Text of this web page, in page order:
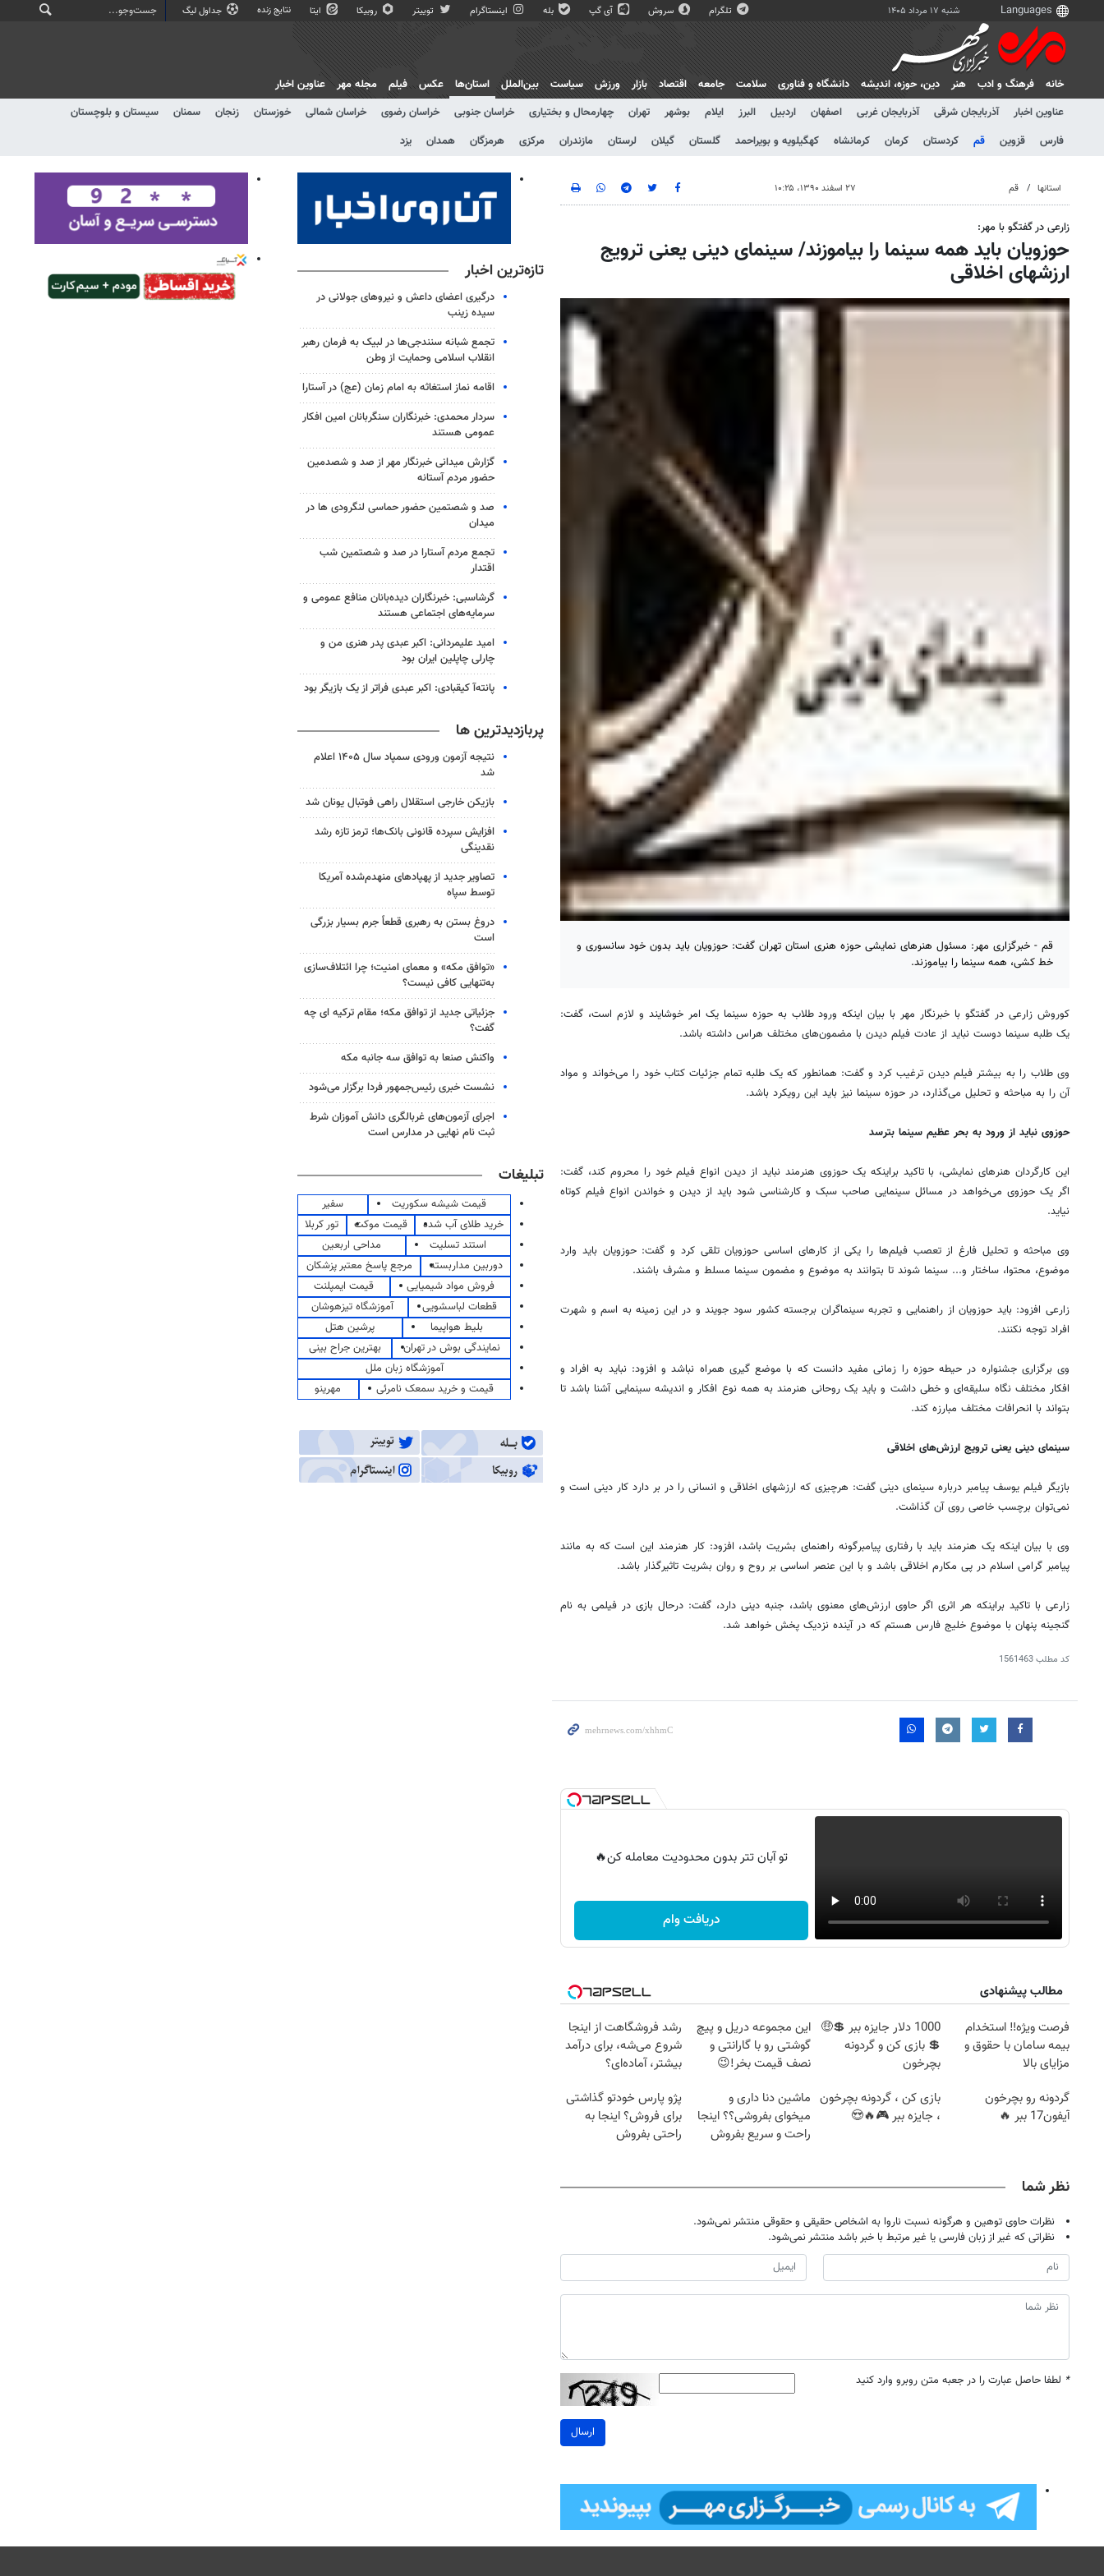
شنبه ۱۷ مرداد ۱۴۰۵ تلگرام سروش آی گپ بله اینستاگرام توییتر روبیکا ایتا نتایج زنده جداول لیگ
خانه فرهنگ و ادب هنر دين، حوزه، انديشه دانشگاه و فناوری سلامت جامعه اقتصاد بازار ورزش سیاست بین‌الملل
استان‌ها
عناوین اخبار
آذربایجان شرقی آذربایجان غربی اصفهان اردبیل البرز ایلام بوشهر تهران چهارمحال و بختیاری خراسان جنوبی خراسان رضوی خراسان شمالی خوزستان زنجان سمنان
سیستان و بلوچستان
فارس
قزوین قم کردستان کرمان کرمانشاه کهگیلویه و بویراحمد گلستان گیلان لرستان مازندران مرکزی هرمزگان همدان یزد
عکس فیلم مجله مهر عناوین اخبار
استانها قم ۲۷ اسفند ۱۳۹۰، ۱۰:۲۵
زارعی در گفتگو با مهر:
حوزویان باید همه سینما را بیاموزند/ سینمای دینی یعنی ترویج
ارزشهای اخلاقی
قم - خبرگزاری مهر: مسئول هنرهای نمایشی حوزه هنری استان تهران گفت: حوزویان باید بدون خود سانسوری و
خط کشی، همه سینما را بیاموزند.
کوروش زارعی در گفتگو با خبرنگار مهر با بیان اینکه ورود طلاب به حوزه سینما یک امر خوشایند و لازم است، گفت:
یک طلبه سینما دوست نباید از عادت فیلم دیدن با مضمون‌های مختلف هراس داشته باشد.
وی طلاب را به بیشتر فیلم دیدن ترغیب کرد و گفت: همانطور که یک طلبه تمام جزئیات کتاب خود را می‌خواند و مواد
آن را به مباحثه و تحلیل می‌گذارد، در حوزه سینما نیز باید این رویکرد باشد.
حوزوی نباید از ورود به بحر عظیم سینما بترسد
این کارگردان هنرهای نمایشی، با تاکید براینکه یک حوزوی هنرمند نباید از دیدن انواع فیلم خود را محروم کند، گفت:
اگر یک حوزوی می‌خواهد در مسائل سینمایی صاحب سبک و کار‌شناسی شود باید از دیدن و خواندن انواع فیلم کوتاه
نیاید.
وی مباحثه و تحلیل فارغ از تعصب فیلم‌ها را یکی از کارهای اساسی حوزویان تلقی کرد و گفت: حوزویان باید وارد
موضوع، محتوا، ساختار و... سینما شوند تا بتوانند به موضوع و مضمون سینما مسلط و مشرف باشند.
زارعی افزود: باید حوزویان از راهنمایی و تجربه سینماگران برجسته کشور سود جویند و در این زمینه به اسم و شهرت
افراد توجه نکنند.
وی برگزاری جشنواره در حیطه حوزه را زمانی مفید دانست که با موضع گیری همراه نباشد و افزود: نباید به افراد و
افکار مختلف نگاه سلیقه‌ای و خطی داشت و باید یک روحانی هنرمند به همه نوع افکار و اندیشه سینمایی آشنا باشد تا
بتواند با انحرافات مختلف مبارزه کند.
سینمای دینی یعنی ترویج ارزش‌های اخلاقی
بازیگر فیلم یوسف پیامبر درباره سینمای دینی گفت: هرچیزی که ارزشهای اخلاقی و انسانی را در بر دارد کار دینی است و
نمی‌توان برچسب خاصی روی آن گذاشت.
وی با بیان اینکه یک هنرمند باید با رفتاری پیامبرگونه راهنمای بشریت باشد، افزود: کار هنرمند این است که به مانند
پیامبر گرامی اسلام در پی مکارم اخلاقی باشد و با این عنصر اساسی بر روح و روان بشریت تاثیرگذار باشد.
زارعی با تاکید براینکه هر اثری اگر حاوی ارزش‌های معنوی باشد، جنبه دینی دارد، گفت: درحال بازی در فیلمی به نام
گنجینه پنهان با موضوع خلیج فارس هستم که در آینده نزدیک پخش خواهد شد.
کد مطلب1561463
تو آبان تتر بدون محدودیت معامله کن🔥
دریافت وام
مطالب پیشنهادی
فرصت ویژه‼️ استخدام
بیمه سامان با حقوق و
مزایای بالا
1000 دلار جایزه ببر 💲🤑
💲 بازی کن و گردونه
بچرخون
این مجموعه دریل و پیچ
گوشتی رو با گارانتی و
نصف قیمت بخر!😉
رشد فروشگاهت از اینجا
شروع می‌شه، برای درآمد
بیشتر، آماده‌ای؟
گردونه رو بچرخون
آیفون17 ببر 🔥
بازی کن ، گردونه بچرخون
، جایزه ببر 🎮🔥😍
ماشین دنا داری و
میخوای بفروشی؟؟ اینجا
راحت و سریع بفروش
پژو پارس خودتو گذاشتی
برای فروش؟ اینجا به
راحتی بفروش
نظر شما
نظرات حاوی توهین و هرگونه نسبت ناروا به اشخاص حقیقی و حقوقی منتشر نمی‌شود.
نظراتی که غیر از زبان فارسی یا غیر مرتبط با خبر باشد منتشر نمی‌شود.
* لطفا حاصل عبارت را در جعبه متن روبرو وارد کنید
ارسال
تازه‌ترین اخبار
درگیری اعضای داعش و نیروهای جولانی در
سیده زینب
تجمع شبانه سنندجی‌ها در لبیک به فرمان رهبر
انقلاب اسلامی وحمایت از وطن
اقامه نماز استغاثه به امام زمان (عج) در آستارا
سردار محمدی: خبرنگاران سنگربانان امین افکار
عمومی هستند
گزارش میدانی خبرنگار مهر از صد و شصدمین
حضور مردم آستانه
صد و شصتمین حضور حماسی لنگرودی ها در
میدان
تجمع مردم آستارا در صد و شصتمین شب
اقتدار
گرشاسبی: خبرنگاران دیده‌بانان منافع عمومی و
سرمایه‌های اجتماعی هستند
امید علیمردانی: اکبر عبدی پدر هنری من و
چارلی چاپلین ایران بود
پانته‌آ کیقبادی: اکبر عبدی فراتر از یک بازیگر بود
پربازدیدترین ها
نتیجه آزمون ورودی سمپاد سال ۱۴۰۵ اعلام
شد
بازیکن خارجی استقلال راهی فوتبال یونان شد
افزایش سپرده قانونی بانک‌ها؛ ترمز تازه رشد
نقدینگی
تصاویر جدید از پهپادهای منهدم‌شده آمریکا
توسط سپاه
دروغ بستن به رهبری قطعاً جرم بسیار بزرگی
است
«توافق مکه» و معمای امنیت؛ چرا ائتلاف‌سازی
به‌تنهایی کافی نیست؟
جزئیاتی جدید از توافق مکه؛ مقام ترکیه ای چه
گفت؟
واکنش صنعا به توافق سه جانبه مکه
نشست خبری رئیس‌جمهور فردا برگزار می‌شود
اجرای آزمون‌های غربالگری دانش آموزان شرط
ثبت نام نهایی در مدارس است
تبلیغات
قیمت شیشه سکوریت
سفیر
خرید طلای آب شده
قیمت موکت
تور کربلا
استند تسلیت
مداحی اربعین
دوربین مداربسته
مرجع پاسخ معتبر پزشکان
فروش مواد شیمیایی
قیمت ایمپلنت
قطعات لباسشویی
آموزشگاه تیزهوشان
بلیط هواپیما
پرشین هتل
نمایندگی بوش در تهران
بهترین جراح بینی
آموزشگاه زبان ملل
قیمت و خرید سمعک نامرئی
مهرینو